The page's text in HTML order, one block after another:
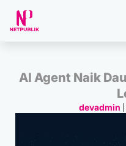
AI Agent Naik
devadmin